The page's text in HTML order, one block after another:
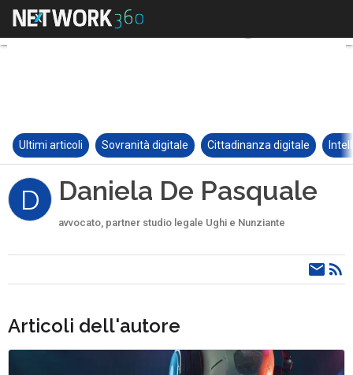
Ultimi articoli Sovranità digitale Cittadinanza digitale
D Daniela De Pasquale
avvocato, partner studio legale Ughi e Nunziante
Articoli dell'autore